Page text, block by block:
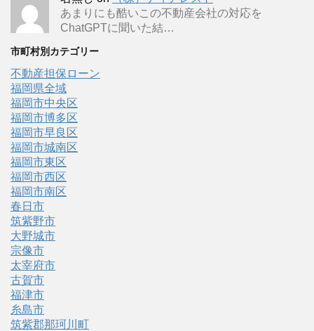
あまりにも酷いこの不動産会社の対応を
ChatGPTに聞いた結…
市町村別カテゴリー
不動産担保ローン
福岡県全域
福岡市中央区
福岡市博多区
福岡市早良区
福岡市城南区
福岡市東区
福岡市西区
福岡市南区
春日市
筑紫野市
大野城市
宗像市
太宰府市
古賀市
福津市
糸島市
筑紫郡那珂川町